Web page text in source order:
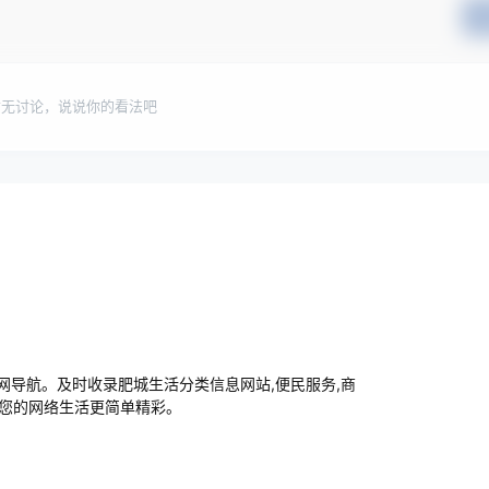
讨论，说说你的看法吧
航。及时收录肥城生活分类信息网站,便民服务,商
网络生活更简单精彩。